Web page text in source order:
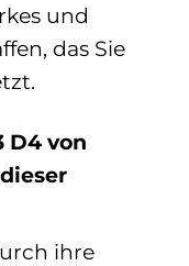
und
das Sie
D4 von
ihre